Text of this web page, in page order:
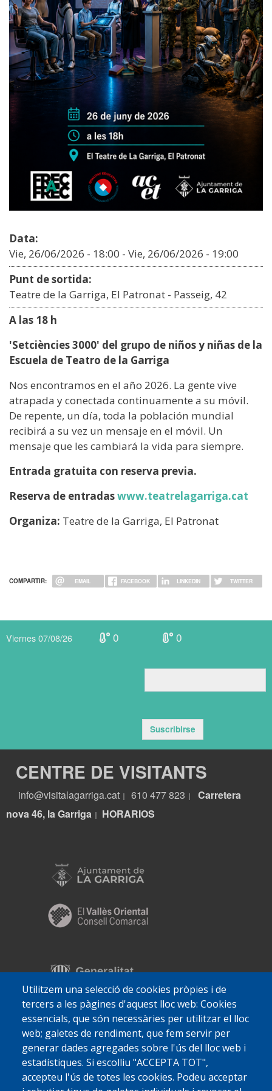
Data:
Vie, 26/06/2026 - 18:00 - Vie, 26/06/2026 - 19:00
Punt de sortida:
Teatre de la Garriga, El Patronat - Passeig, 42
A las 18 h
'Setciències 3000' del grupo de niños y niñas de la
Escuela de Teatro de la Garriga
Nos encontramos en el año 2026. La gente vive
atrapada y conectada continuamente a su móvil.
De repente, un día, toda la población mundial
recibirá a su vez un mensaje en el móvil. Un
mensaje que les cambiará la vida para siempre.
Entrada gratuita con reserva previa.
Reserva de entradaswww.teatrelagarriga.cat
Organiza: Teatre de la Garriga, El Patronat
COMPARTIR: EMAIL FACEBOOK LINKEDIN TWITTER
Utilitzem una selecció de cookies pròpies i de
tercers a les pàgines d'aquest lloc web: Cookies
essencials, que són necessàries per utilitzar el lloc
web; galetes de rendiment, que fem servir per
generar dades agregades sobre l'ús del lloc web i
estadístiques. Si escolliu "ACCEPTA TOT",
accepteu l'ús de totes les cookies. Podeu acceptar
Viernes 07/08/26 0 0
Suscribirse
CENTRE DE VISITANTS
info@visitalagarriga.cat 610 477 823
Carretera
nova 46, la Garriga
HORARIOS